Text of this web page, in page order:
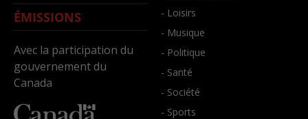
ÉMISSIONS
Avec la participation du
gouvernement du
Canada
- Loisirs
- Musique
- Politique
- Santé
- Société
- Sports